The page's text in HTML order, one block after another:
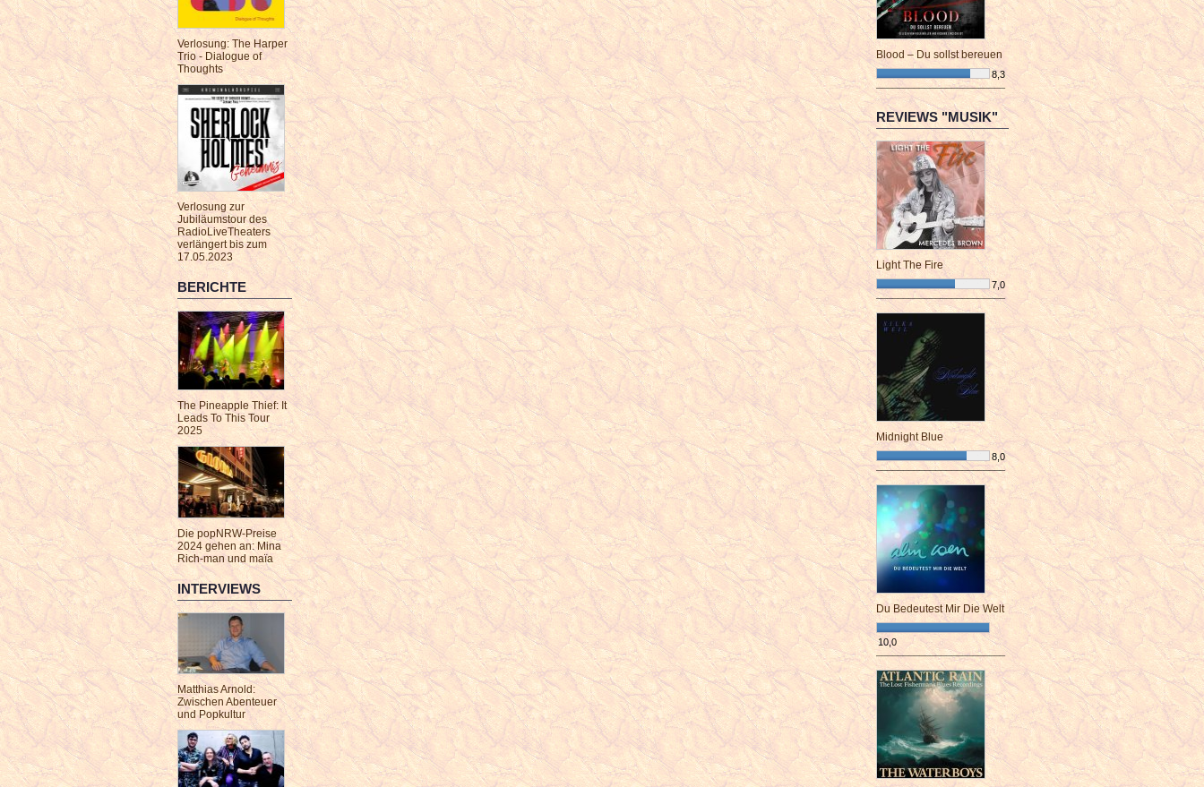
Verlosung: The Harper
Trio - Dialogue of
Thoughts
Verlosung zur
Jubiläumstour des
RadioLiveTheaters
verlängert bis zum
17.05.2023
BERICHTE
The Pineapple Thief: It
Leads To This Tour
2025
Die popNRW-Preise
2024 gehen an: Mina
Rich-man und maïa
INTERVIEWS
Matthias Arnold:
Zwischen Abenteuer
und Popkultur
Blood – Du sollst bereuen
8,3
¯¯¯¯¯¯¯¯¯¯¯¯¯¯¯¯¯¯¯¯¯¯¯¯
REVIEWS "MUSIK"
Light The Fire
7,0
¯¯¯¯¯¯¯¯¯¯¯¯¯¯¯¯¯¯¯¯¯¯¯¯
Midnight Blue
8,0
¯¯¯¯¯¯¯¯¯¯¯¯¯¯¯¯¯¯¯¯¯¯¯¯
Du Bedeutest Mir Die Welt
10,0
¯¯¯¯¯¯¯¯¯¯¯¯¯¯¯¯¯¯¯¯¯¯¯¯